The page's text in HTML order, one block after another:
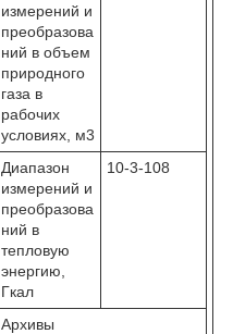
измерений и
преобразова
ний в объем
природного
газа в
рабочих
условиях, м3
Диапазон
измерений и
преобразова
ний в
тепловую
энергию,
Гкал
10-3-108
Архивы